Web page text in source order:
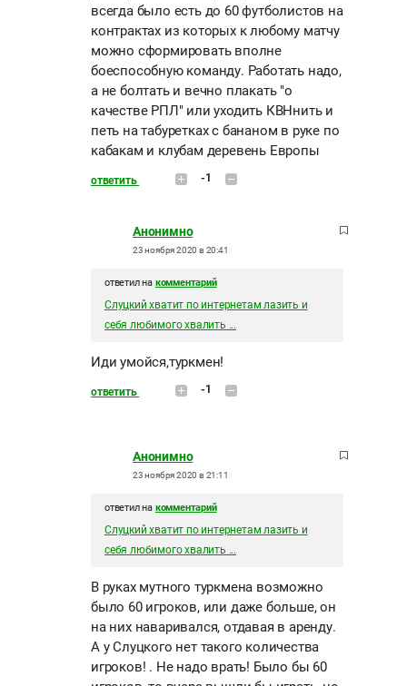
всегда было есть до 60 футболистов на
контрактах из которых к любому матчу
можно сформировать вполне
боеспособную команду. Работать надо,
а не болтать и вечно плакать "о
качестве РПЛ" или уходить КВНнить и
петь на табуретках с бананом в руке по
кабакам и клубам деревень Европы
ответить -1
Анонимно
23 ноября 2020 в 20:41
ответил на комментарий
Слуцкий хватит по интернетам лазить и
себя любимого хвалить ...
Иди умойся,туркмен!
ответить -1
Анонимно
23 ноября 2020 в 21:11
ответил на комментарий
Слуцкий хватит по интернетам лазить и
себя любимого хвалить ...
В руках мутного туркмена возможно
было 60 игроков, или даже больше, он
на них наваривался, отдавая в аренду.
А у Слуцкого нет такого количества
игроков! . Не надо врать! Было бы 60